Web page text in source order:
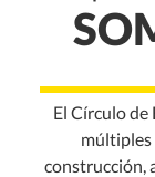
El Círculo de
múltiples
construcción,